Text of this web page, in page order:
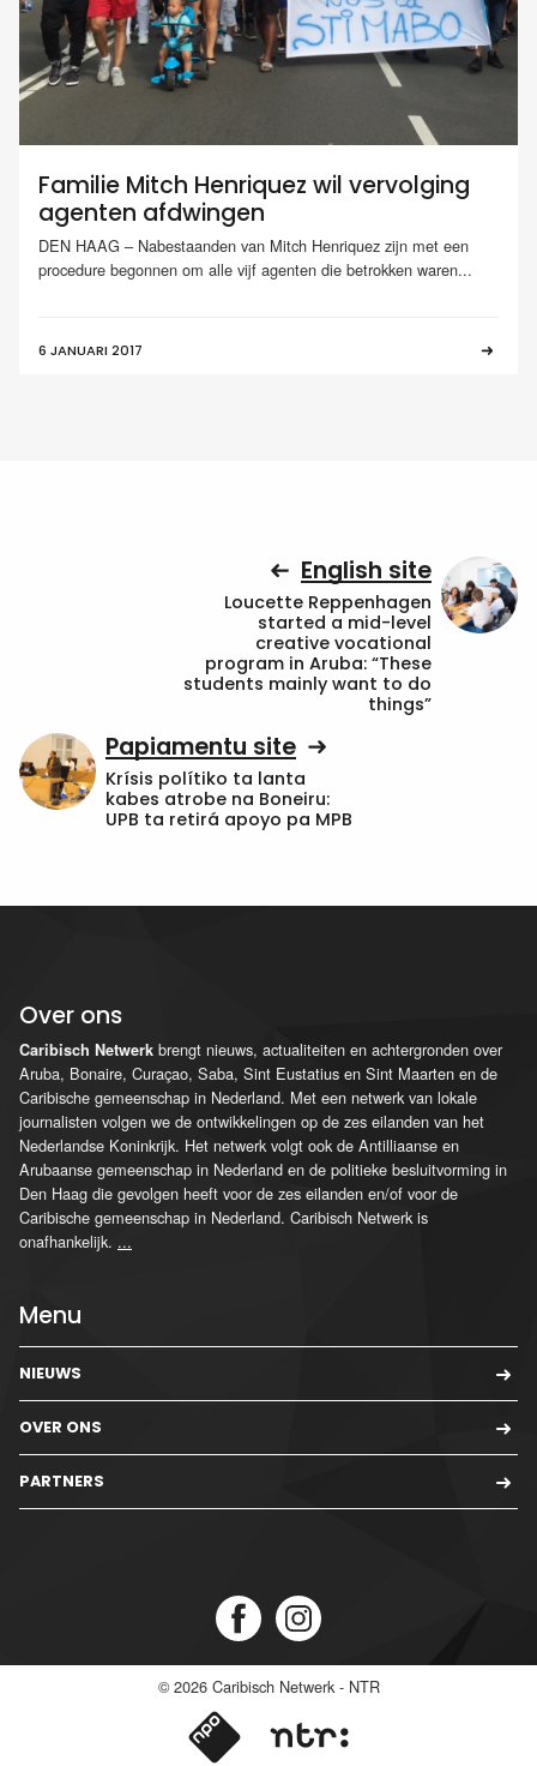
Familie Mitch Henriquez wil vervolging
agenten afdwingen
DEN HAAG – Nabestaanden van Mitch Henriquez zijn met een
procedure begonnen om alle vijf agenten die betrokken waren...
6 JANUARI 2017
English site
Loucette Reppenhagen
started a mid-level
creative vocational
program in Aruba: “These
students mainly want to do
things”
Papiamentu site
Krísis polítiko ta lanta
kabes atrobe na Boneiru:
UPB ta retirá apoyo pa MPB
Over ons
Caribisch Netwerk brengt nieuws, actualiteiten en achtergronden over
Aruba, Bonaire, Curaçao, Saba, Sint Eustatius en Sint Maarten en de
Caribische gemeenschap in Nederland. Met een netwerk van lokale
journalisten volgen we de ontwikkelingen op de zes eilanden van het
Nederlandse Koninkrijk. Het netwerk volgt ook de Antilliaanse en
Arubaanse gemeenschap in Nederland en de politieke besluitvorming in
Den Haag die gevolgen heeft voor de zes eilanden en/of voor de
Caribische gemeenschap in Nederland. Caribisch Netwerk is
onafhankelijk. ...
Menu
NIEUWS
OVER ONS
PARTNERS
© 2026 Caribisch Netwerk - NTR